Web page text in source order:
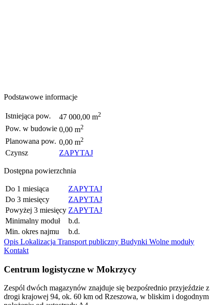
Podstawowe informacje
Istniejąca pow. 47 000,00 m2
Pow. w budowie 0,00 m2
Planowana pow. 0,00 m2
Czynsz ZAPYTAJ
Dostępna powierzchnia
Do 1 miesiąca
ZAPYTAJ
Do 3 miesięcy
ZAPYTAJ
Powyżej 3 miesięcy ZAPYTAJ
Minimalny moduł
b.d.
Min. okres najmu
b.d.
Opis Lokalizacja Transport publiczny Budynki Wolne moduły
Kontakt
Centrum logistyczne w Mokrzycy
Zespól dwóch magazynów znajduje się bezpośrednio przyjeździe z
drogi krajowej 94, ok. 60 km od Rzeszowa, w bliskim i dogodnym